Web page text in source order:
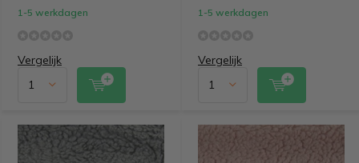
1-5 werkdagen
Vergelijk
1-5 werkdagen
Vergelijk